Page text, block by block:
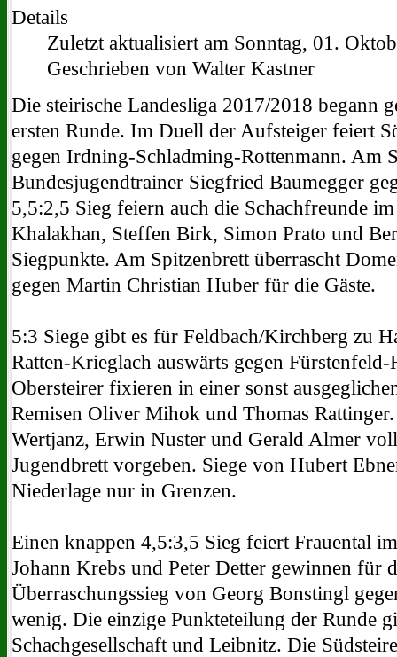
Details
Zuletzt aktualisiert am Sonntag, 01.
Geschrieben von Walter Kastner
Die steirische Landesliga 2017/2018 begann
ersten Runde. Im Duell der Aufsteiger feiert
gegen Irdning-Schladming-Rottenmann. Am
Bundesjugendtrainer Siegfried Baumegger
5,5:2,5 Sieg feiern auch die Schachfreunde
Khalakhan, Steffen Birk, Simon Prato und
Siegpunkte. Am Spitzenbrett überrascht
gegen Martin Christian Huber für die Gäste.
5:3 Siege gibt es für Feldbach/Kirchberg zu
Ratten-Krieglach auswärts gegen
Obersteirer fixieren in einer sonst
Remisen Oliver Mihok und Thomas
Wertjanz, Erwin Nuster und Gerald Almer
Jugendbrett vorgeben. Siege von Hubert
Niederlage nur in Grenzen.
Einen knappen 4,5:3,5 Sieg feiert Frauental
Johann Krebs und Peter Detter gewinnen für
Überraschungssieg von Georg Bonstingl
wenig. Die einzige Punkteteilung der Runde
Schachgesellschaft und Leibnitz. Die